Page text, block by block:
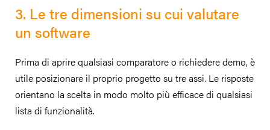
3. Le tre dimensioni su cui valutare
un software
Prima di aprire qualsiasi comparatore o richiedere demo, è
utile posizionare il proprio progetto su tre assi. Le risposte
orientano la scelta in modo molto più efficace di qualsiasi
lista di funzionalità.